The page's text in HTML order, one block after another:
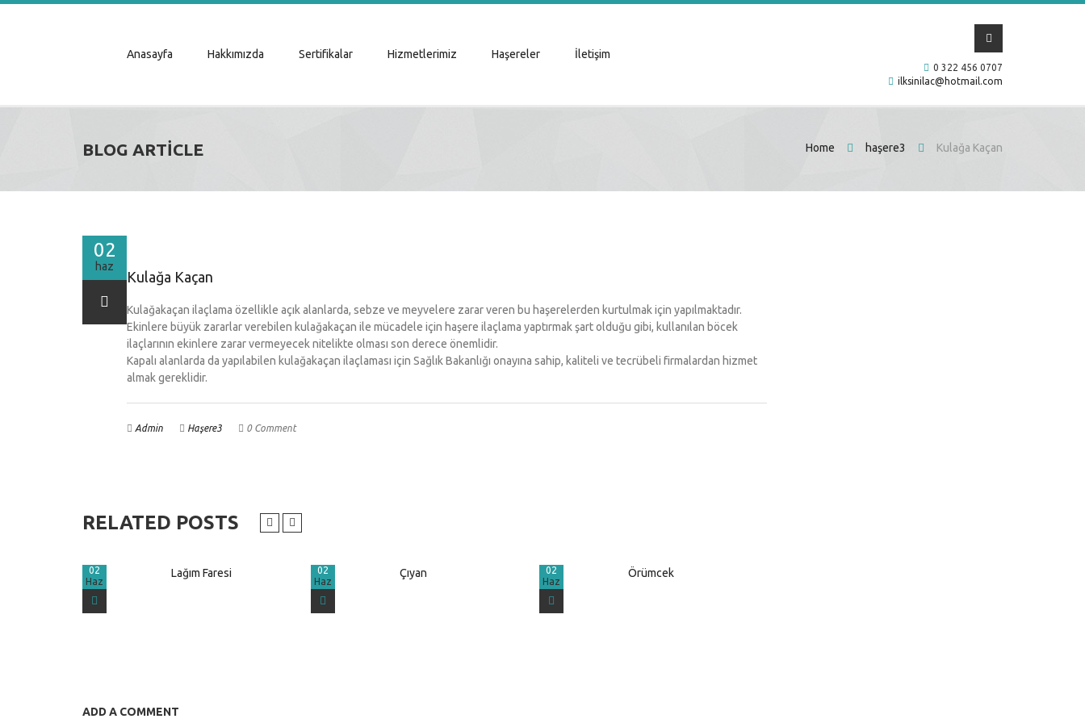
0 322 456 0707
ilksinilac@hotmail.com
Anasayfa Hakkımızda Sertifikalar Hizmetlerimiz Haşereler İletişim
BLOG ARTICLE Home haşere3 Kulağa Kaçan
02
haz
Kulağa Kaçan
Kulağakaçan ilaçlama özellikle açık alanlarda, sebze ve meyvelere zarar veren bu haşerelerden kurtulmak için yapılmaktadır.
Ekinlere büyük zararlar verebilen kulağakaçan ile mücadele için haşere ilaçlama yaptırmak şart olduğu gibi, kullanılan böcek
ilaçlarının ekinlere zarar vermeyecek nitelikte olması son derece önemlidir.
Kapalı alanlarda da yapılabilen kulağakaçan ilaçlaması için Sağlık Bakanlığı onayına sahip, kaliteli ve tecrübeli firmalardan hizmet
almak gereklidir.
Admin Haşere3 0 Comment
RELATED POSTS
02
Haz
Lağım Faresi
02
Haz
Çıyan
02
Haz
Örümcek
ADD A COMMENT